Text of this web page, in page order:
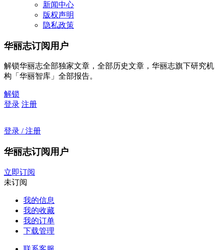
新闻中心
版权声明
隐私政策
华丽志订阅用户
解锁华丽志全部独家文章，全部历史文章，华丽志旗下研究机
构「华丽智库」全部报告。
解锁
登录 注册
登录 / 注册
华丽志订阅用户
立即订阅
未订阅
我的信息
我的收藏
我的订单
下载管理